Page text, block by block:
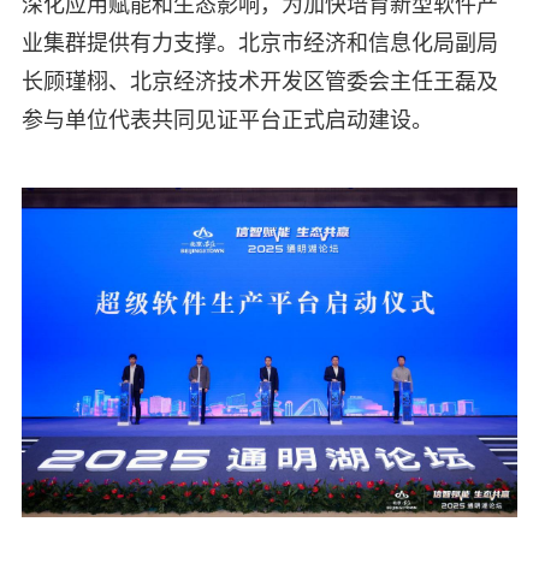
业集群提供有力支撑。北京市经济和信息化局副局
长顾瑾栩、北京经济技术开发区管委会主任王磊及
参与单位代表共同见证平台正式启动建设。